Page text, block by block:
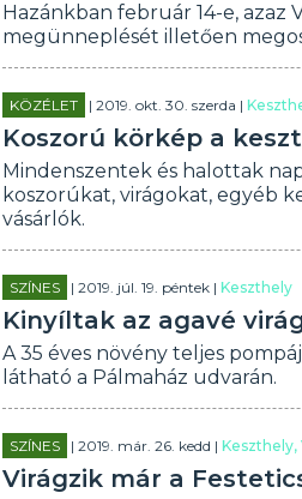
Hazánkban február 14-e, azaz
megünneplését illetően
KÖZÉLET | 2019. okt. 30. szerda |
Koszorú körkép a
Mindenszentek és halottak
koszorúkat, virágokat, egyéb
vásárlók.
SZÍNES | 2019. júl. 19. péntek |Keszthely
Kinyíltak az agavé
A 35 éves növény teljes
látható a Pálmaház udvarán.
SZÍNES | 2019. már. 26. kedd |Keszthely,
Virágzik már a